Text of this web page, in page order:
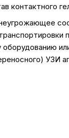
контактного
оборудованию
УЗИ